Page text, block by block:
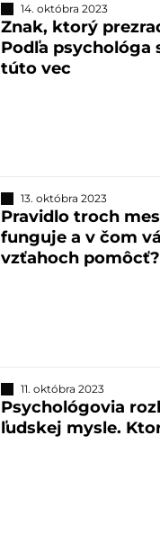
14. októbra 2023
Znak, ktorý
Podľa psychológa
túto vec
13. októbra 2023
Pravidlo troch
funguje a v čom
vzťahoch pomôcť?
11. októbra 2023
Psychológovia
ľudskej mysle.